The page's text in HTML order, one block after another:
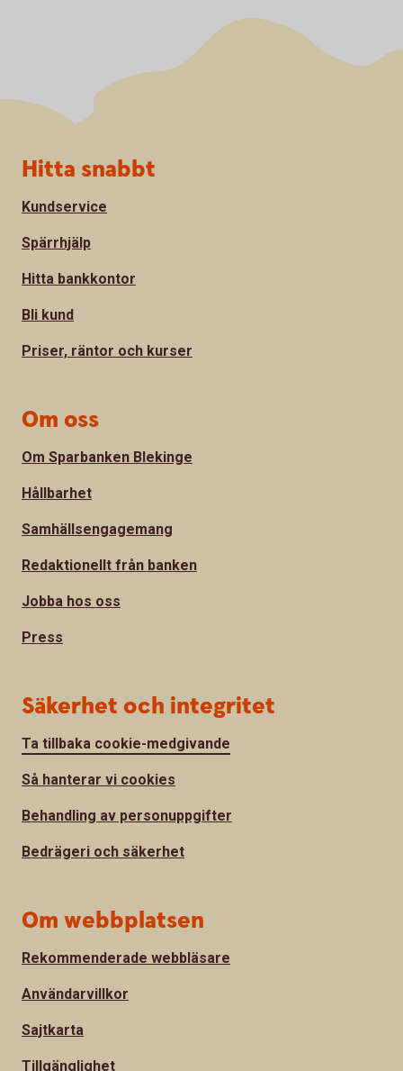
Sidfot
Hitta snabbt
Kundservice
Spärrhjälp
Hitta bankkontor
Bli kund
Priser, räntor och kurser
Om oss
Om Sparbanken Blekinge
Hållbarhet
Samhällsengagemang
Redaktionellt från banken
Jobba hos oss
Press
Säkerhet och integritet
Ta tillbaka cookie-medgivande
Så hanterar vi cookies
Behandling av personuppgifter
Bedrägeri och säkerhet
Om webbplatsen
Rekommenderade webbläsare
Användarvillkor
Sajtkarta
Tillgänglighet